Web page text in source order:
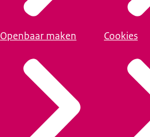
Openbaar maken Cookies